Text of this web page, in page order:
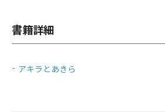
書籍詳細
アキラとあきら